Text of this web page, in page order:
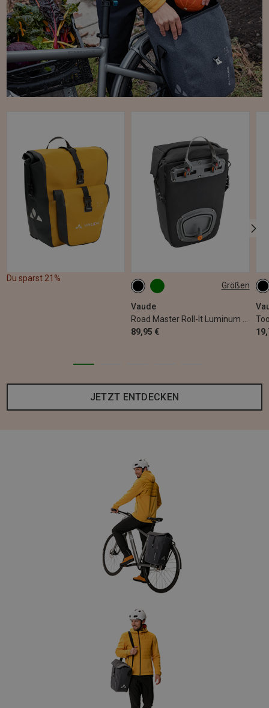
Du sparst 21%
Größen
Vaude
89,95 €
22L
JETZT ENTDECKEN